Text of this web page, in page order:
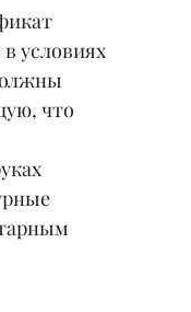
условиях
что